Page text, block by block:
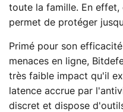
toute la famille. En
permet de protéger
Primé pour son
menaces en ligne,
très faible impact qu'il
latence accrue par
discret et dispose